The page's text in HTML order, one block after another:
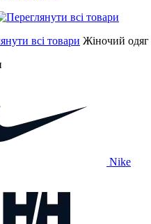
всі товари Жіночий одяг
Nike